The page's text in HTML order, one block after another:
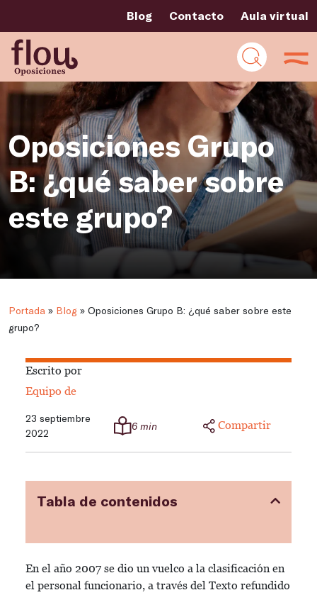
Blog Contacto Aula virtual
Oposiciones Grupo
B: ¿qué saber sobre
este grupo?
Portada » Blog » Oposiciones Grupo B: ¿qué saber sobre este
grupo?
Escrito por
Equipo de
23 septiembre
2022
6 min Compartir
Tabla de contenidos
En el año 2007 se dio un vuelco a la clasificación en
el personal funcionario, a través del Texto refundido